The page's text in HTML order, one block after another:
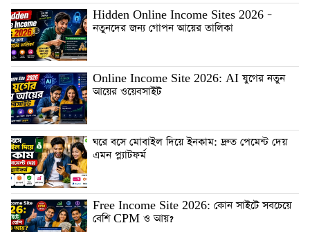
Hidden Online Income Sites 2026 –
নতুনদের জন্য গোপন আয়ের তালিকা
Online Income Site 2026: AI যুগের নতুন
আয়ের ওয়েবসাইট
ঘরে বসে মোবাইল দিয়ে ইনকাম: দ্রুত পেমেন্ট দেয়
এমন প্ল্যাটফর্ম
Free Income Site 2026: কোন সাইটে সবচেয়ে
বেশি CPM ও আয়?